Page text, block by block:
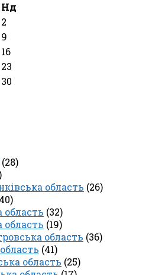
Нд
2
9
16
23
30
(28)
область (26)
область (32)
область (19)
область (36)
(41)
область (25)